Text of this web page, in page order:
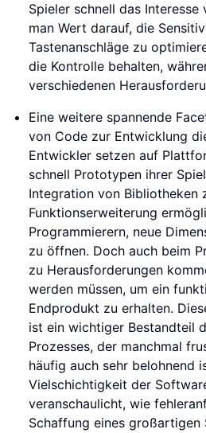
Spieler schnell das Interesse
man Wert darauf, die
Tastenanschläge zu
die Kontrolle behalten,
verschiedenen
Eine weitere spannende
von Code zur Entwicklung
Entwickler setzen auf
schnell Prototypen ihrer
Integration von Bibliotheken
Funktionserweiterung
Programmierern, neue
zu öffnen. Doch auch beim
zu Herausforderungen
werden müssen, um ein
Endprodukt zu erhalten.
ist ein wichtiger Bestandteil
Prozesses, der manchmal
häufig auch sehr belohnend
Vielschichtigkeit der
veranschaulicht, wie
Schaffung eines großartigen